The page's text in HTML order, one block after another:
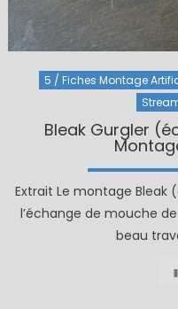
5 / Fiches Montage
Bleak Gurgler
Extrait Le montage Bleak
l’échange de mouche
beau